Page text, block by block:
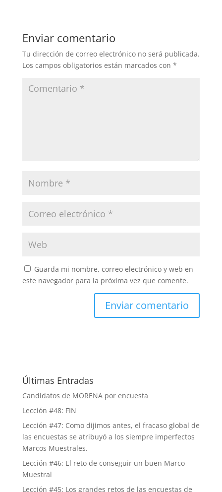
Enviar comentario
Tu dirección de correo electrónico no será publicada.
Los campos obligatorios están marcados con *
Guarda mi nombre, correo electrónico y web en
este navegador para la próxima vez que comente.
Últimas Entradas
Candidatos de MORENA por encuesta
Lección #48: FIN
Lección #47: Como dijimos antes, el fracaso global de
las encuestas se atribuyó a los siempre imperfectos
Marcos Muestrales.
Lección #46: El reto de conseguir un buen Marco
Muestral
Lección #45: Los grandes retos de las encuestas de